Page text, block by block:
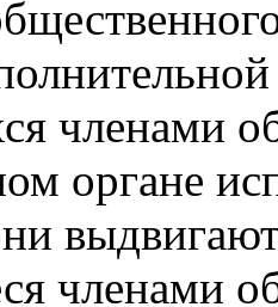
членами
органе
членами